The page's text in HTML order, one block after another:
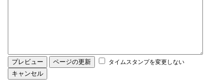
タイムスタンプを変更しない